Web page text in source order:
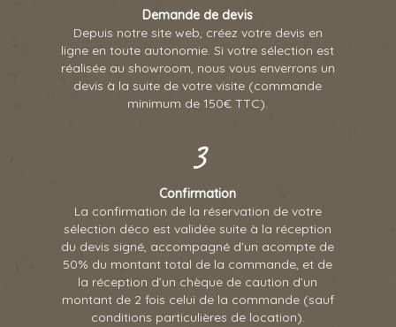
Demande de devis
Depuis notre site web, créez votre devis en
ligne en toute autonomie. Si votre sélection est
réalisée au showroom, nous vous enverrons un
devis à la suite de votre visite (commande
minimum de 150€ TTC).
Confirmation
La confirmation de la réservation de votre
sélection déco est validée suite à la réception
du devis signé, accompagné d’un acompte de
50% du montant total de la commande, et de
la réception d’un chèque de caution d’un
montant de 2 fois celui de la commande (sauf
conditions particulières de location).